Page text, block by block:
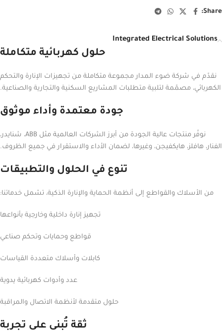
Share:
Integrated Electrical Solutions
حلول كهربائية متكاملة
نقدّم في شركة ضوء المدار مجموعة متكاملة من تجهيزات الإنارة والتحكم
الكهربائي، مصمّمة لتلبية متطلبات المشاريع السكنية والتجارية والصناعية.
جودة معتمدة وأداء موثوق
نوفّر منتجات عالية الجودة من أبرز الشركات العالمية مثل ABB، شنايدر،
الفنار، هافلز، هايكفيجن، وغيرها، لضمان الأداء والاستقرار في جميع الظروف.
تنوع في الحلول والتطبيقات
من الأسلاك والقواطع إلى أنظمة الحماية والإنارة الذكية، تشمل خدماتنا:
تجهيز إنارة داخلية وخارجية بأنواعها
قواطع وحمايات وتحكم صناعي
كابلات وأسلاك متعددة القياسات
عدد وأدوات كهربائية يدوية
حلول متقدمة لأنظمة الاتصال والمراقبة
ثقة تُبنى على تجربة